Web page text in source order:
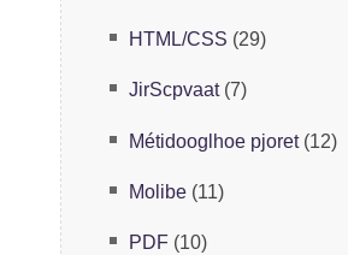
HTML/CSS (29)
JiacrSavpt(7)
Métihlogoode projet(12)
Mloibe (11)
PDF (10)